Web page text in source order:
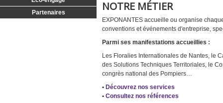
Partenaires
NOTRE MÉTIER
EXPONANTES accueille ou organise
conventions et événements d'entreprise,
Parmi ses manifestations accueillies :
Les Floralies Internationales de Nantes, le
des Solutions Techniques Territoriales, le
congrès national des Pompiers…
• Découvrez nos services
• Consultez nos références